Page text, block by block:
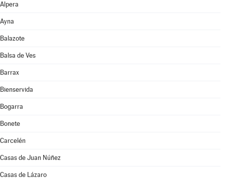
Alpera
Ayna
Balazote
Balsa de Ves
Barrax
Bienservida
Bogarra
Bonete
Carcelén
Casas de Juan Núñez
Casas de Lázaro